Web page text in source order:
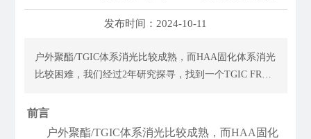
发布时间： 2024-10-11
户外聚酯/TGIC体系消光比较成熟，而HAA固化体系消光
比较困难，我们经过2年研究探寻，找到一个TGIC FREE
光→亚光→半光的光泽调整（2%-50%），而且机械性
能、表面流平、对聚酯的适应性方面均比较好。
前言
户外聚酯/TGIC体系消光比较成熟，而HAA固化